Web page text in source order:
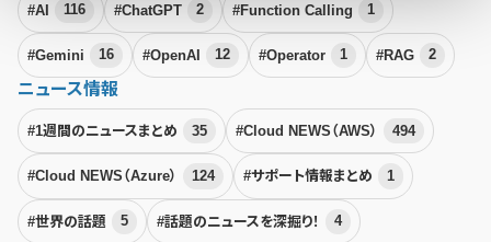
#AI 116 #ChatGPT 2 #Function Calling 1
#Gemini 16 #OpenAI 12 #Operator 1 #RAG 2
ニュース情報
#1週間のニュースまとめ 35 #Cloud NEWS（AWS） 494
#Cloud NEWS（Azure） 124 #サポート情報まとめ 1
#世界の話題 5 #話題のニュースを深掘り！ 4